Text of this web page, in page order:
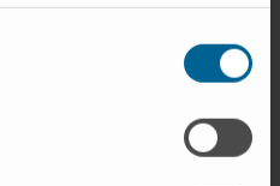
toxicomanía, por ello, al
síndrome de